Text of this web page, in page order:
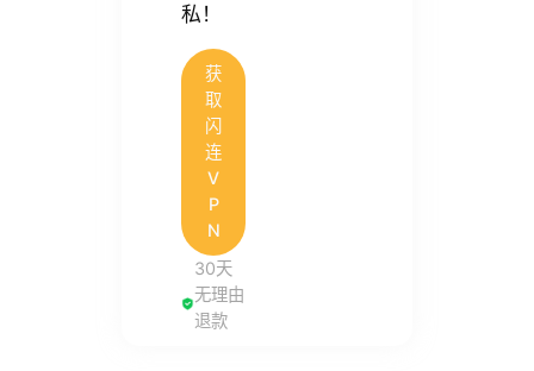
私！
获
取
闪
连
V
P
N
30天
无理由
退款